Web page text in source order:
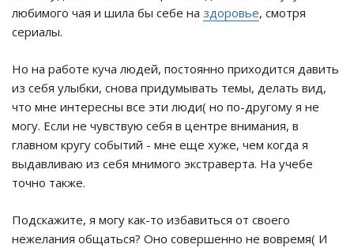
любимого чая и шила бы себе на здоровье, смотря
сериалы.
Но на работе куча людей, постоянно приходится давить
из себя улыбки, снова придумывать темы, делать вид,
что мне интересны все эти люди( но по-другому я не
могу. Если не чувствую себя в центре внимания, в
главном кругу событий - мне еще хуже, чем когда я
выдавливаю из себя мнимого экстраверта. На учебе
точно также.
Подскажите, я могу как-то избавиться от своего
нежелания общаться? Оно совершенно не вовремя( И